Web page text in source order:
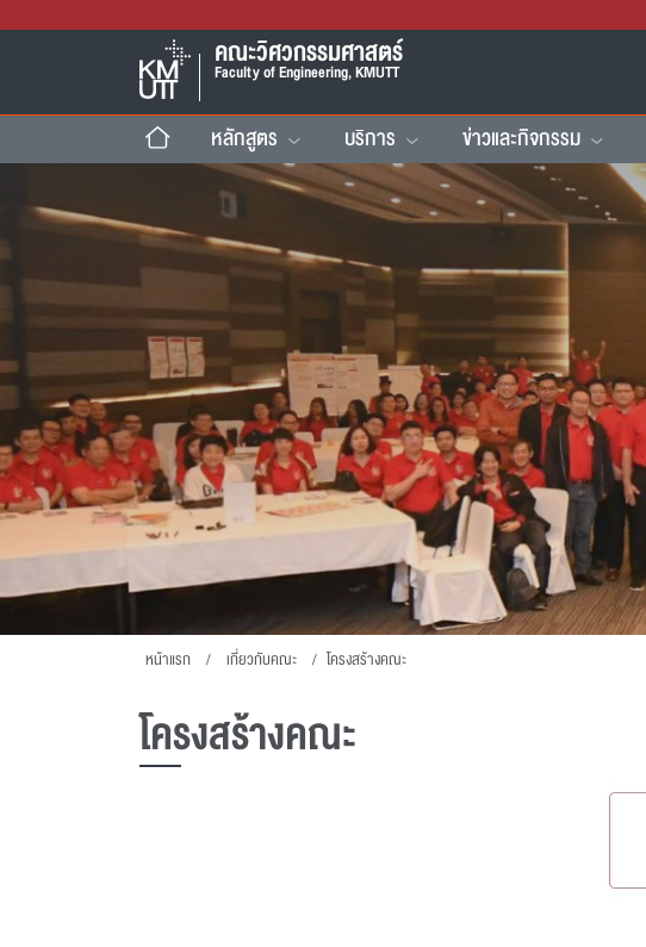
คณะวิศวกรรมศาสตร์
Faculty of Engineering, KMUTT
หลักสูตร บริการ ข่าวและกิจกรรม
หน้าแรก เกี่ยวกับคณะ โครงสร้างคณะ
โครงสร้างคณะ